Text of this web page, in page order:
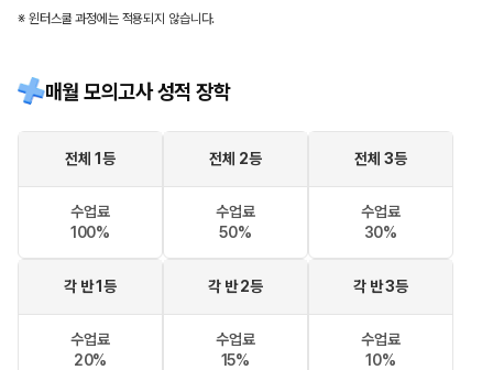
※ 윈터스쿨 과정에는 적용되지 않습니다.
매월 모의고사 성적 장학
전체 1등
수업료
100%
전체 2등
수업료
50%
전체 3등
수업료
30%
각 반 1등
수업료
20%
각 반 2등
수업료
15%
각 반 3등
수업료
10%